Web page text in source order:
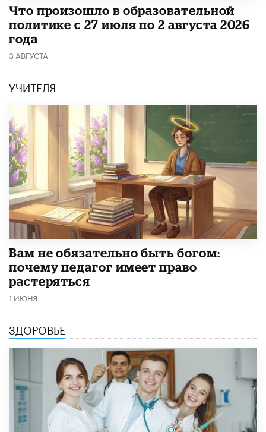
​Что произошло в образовательной
политике с 27 июля по 2 августа 2026
года
3 АВГУСТА
УЧИТЕЛЯ
​Вам не обязательно быть богом:
почему педагог имеет право
растеряться
1 ИЮНЯ
ЗДОРОВЬЕ